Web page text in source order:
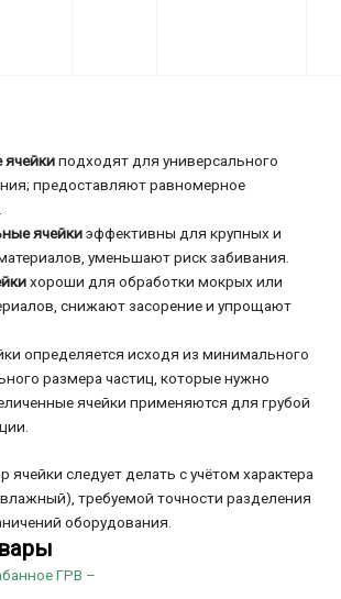
ячейкиподходят для универсального
предоставляют равномерное
ячейкиэффективны для крупных и
уменьшают риск забивания.
хороши для обработки мокрых или
снижают засорение и упрощают
определяется исходя из минимального
размера частиц, которые нужно
ячейки применяются для грубой
ячейки следует делать с учётом характера
требуемой точности разделения
оборудования.